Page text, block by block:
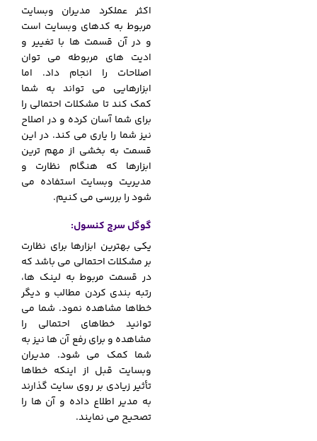
اکثر عملکرد مدیران وبسایت
مربوط به کدهای وبسایت است
و در آن قسمت ها با تغییر و
ادیت های مربوطه می توان
اصلاحات را انجام داد. اما
ابزارهایی می تواند به شما
کمک کند تا مشکلات احتمالی را
برای شما آسان کرده و در اصلاح
نیز شما را یاری می کند. در این
قسمت به بخشی از مهم ترین
ابزارها که هنگام نظارت و
مدیریت وبسایت استفاده می
شود را بررسی می کنیم.
گوگل سرچ کنسول:
یکی بهترین ابزارها برای نظارت
بر مشکلات احتمالی می باشد که
در قسمت مربوط به لینک ها،
رتبه بندی کردن مطالب و دیگر
خطاها مشاهده نمود. شما می
توانید خطاهای احتمالی را
مشاهده و برای رفع آن ها نیز به
شما کمک می شود. مدیران
وبسایت قبل از اینکه خطاها
تأثیر زیادی بر روی سایت گذارند
به مدیر اطلاع داده و آن ها را
تصحیح می نمایند.